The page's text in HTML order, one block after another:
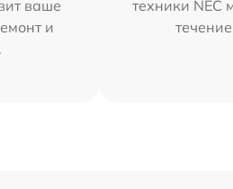
ваше
и
техники NEC